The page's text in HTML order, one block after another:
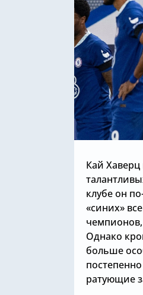
Кай Хаверц
клубе он
«синих»
чемпионов,
Однако
больше
ратующие